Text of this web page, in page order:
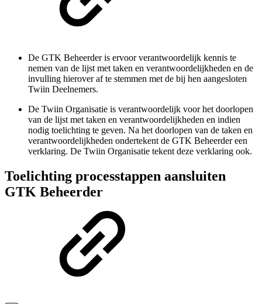
De GTK Beheerder is ervoor verantwoordelijk kennis te
nemen van de lijst met taken en verantwoordelijkheden en de
invulling hierover af te stemmen met de bij hen aangesloten
Twiin Deelnemers.
De Twiin Organisatie is verantwoordelijk voor het doorlopen
van de lijst met taken en verantwoordelijkheden en indien
nodig toelichting te geven. Na het doorlopen van de taken en
verantwoordelijkheden ondertekent de GTK Beheerder een
verklaring. De Twiin Organisatie tekent deze verklaring ook.
Toelichting processtappen aansluiten
GTK Beheerder